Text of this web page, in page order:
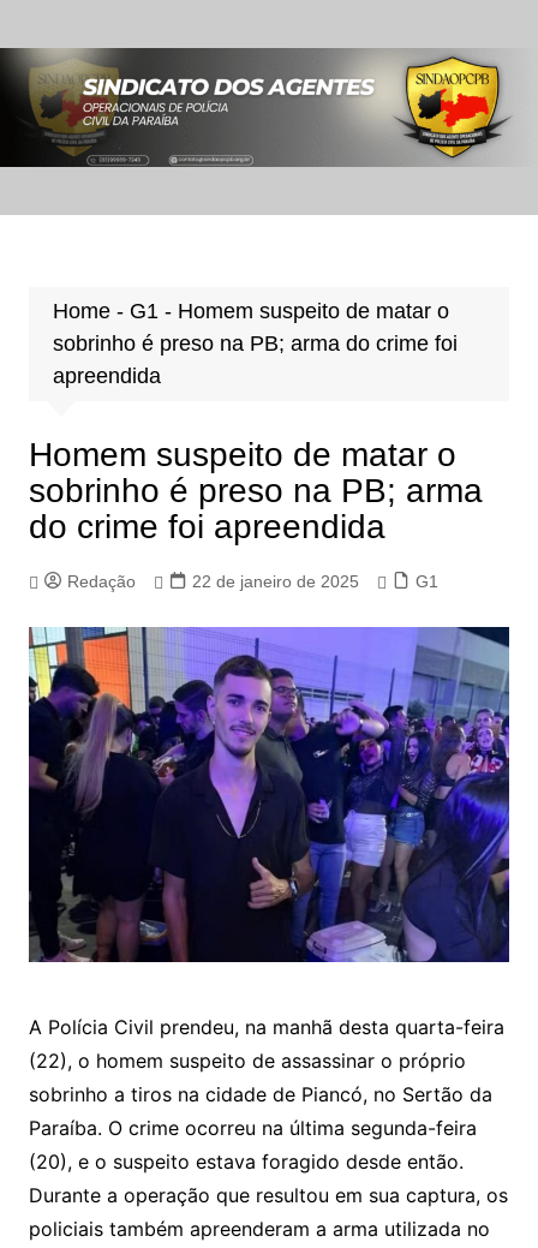
para
conteúdo
Home- G1 - Homem suspeito de matar o
sobrinho é preso na PB; arma do crime foi
apreendida
Homem suspeito de matar o
sobrinho é preso na PB; arma
do crime foi apreendida
Redação 22 de janeiro de 2025 G1
A Polícia Civil prendeu, na manhã desta quarta-feira
(22), o homem suspeito de assassinar o próprio
sobrinho a tiros na cidade de Piancó, no Sertão da
Paraíba. O crime ocorreu na última segunda-feira
(20), e o suspeito estava foragido desde então.
Durante a operação que resultou em sua captura, os
policiais também apreenderam a arma utilizada no